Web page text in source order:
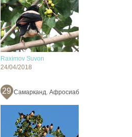
Raximov Suvon
24/04/2018
29 Самарканд. Афросиаб